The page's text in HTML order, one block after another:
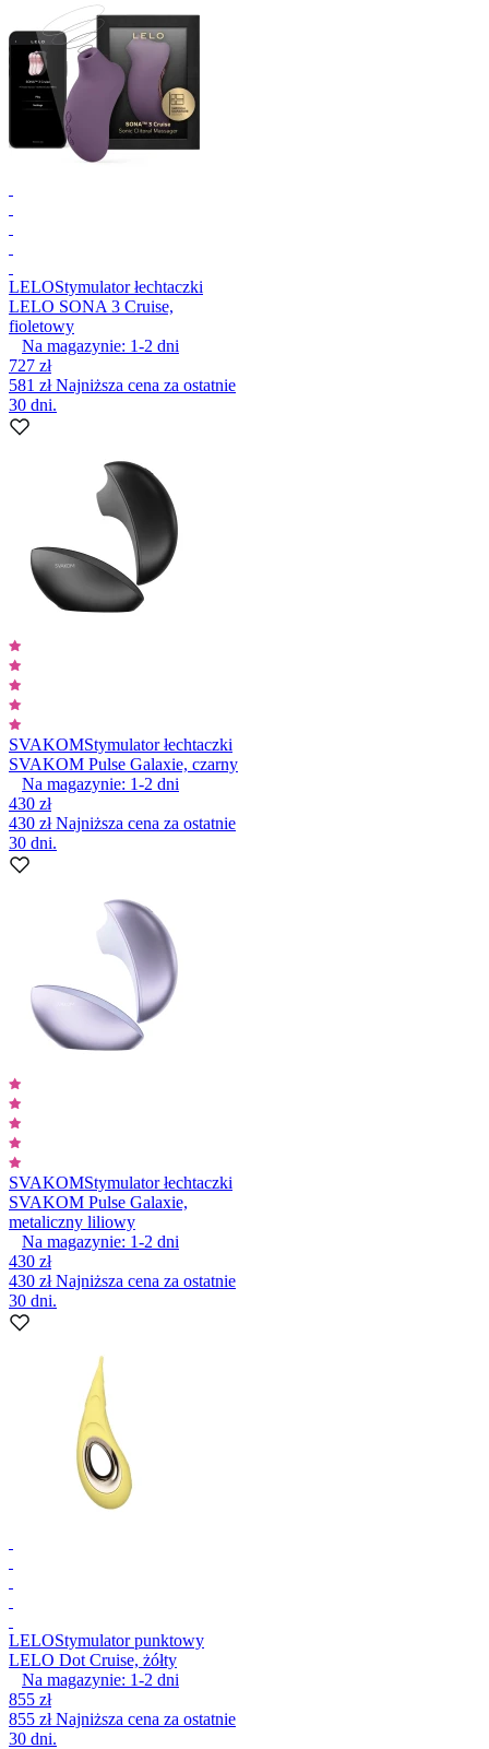
LELOStymulator łechtaczki
LELO SONA 3 Cruise,
fioletowy
Na magazynie: 1-2 dni
727 zł
581 złNajniższa cena za ostatnie
30 dni.
SVAKOMStymulator łechtaczki
SVAKOM Pulse Galaxie, czarny
Na magazynie: 1-2 dni
430 zł
430 złNajniższa cena za ostatnie
30 dni.
SVAKOMStymulator łechtaczki
SVAKOM Pulse Galaxie,
metaliczny liliowy
Na magazynie: 1-2 dni
430 zł
430 złNajniższa cena za ostatnie
30 dni.
LELOStymulator punktowy
LELO Dot Cruise, żółty
Na magazynie: 1-2 dni
855 zł
855 złNajniższa cena za ostatnie
30 dni.